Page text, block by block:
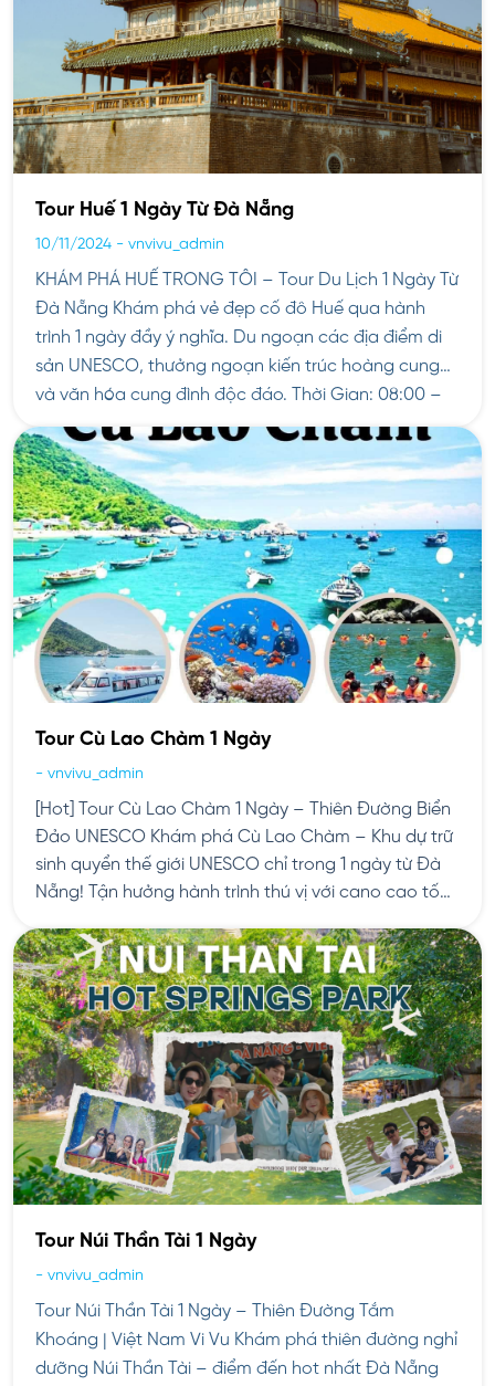
Tour Huế 1 Ngày Từ Đà Nẵng
10/11/2024 - vnvivu_admin
KHÁM PHÁ HUẾ TRONG TÔI – Tour Du Lịch 1 Ngày Từ
Đà Nẵng Khám phá vẻ đẹp cố đô Huế qua hành
trình 1 ngày đầy ý nghĩa. Du ngoạn các địa điểm di
sản UNESCO, thưởng ngoạn kiến trúc hoàng cung
và văn hóa cung đình độc đáo. Thời Gian: 08:00 –
17:00 […]
Tour Cù Lao Chàm 1 Ngày
- vnvivu_admin
[Hot] Tour Cù Lao Chàm 1 Ngày – Thiên Đường Biển
Đảo UNESCO Khám phá Cù Lao Chàm – Khu dự trữ
sinh quyển thế giới UNESCO chỉ trong 1 ngày từ Đà
Nẵng! Tận hưởng hành trình thú vị với cano cao tốc,
Tour Núi Thần Tài 1 Ngày
- vnvivu_admin
Tour Núi Thần Tài 1 Ngày – Thiên Đường Tắm
Khoáng | Việt Nam Vi Vu Khám phá thiên đường nghỉ
dưỡng Núi Thần Tài – điểm đến hot nhất Đà Nẵng